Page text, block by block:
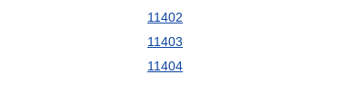
11402
11403
11404